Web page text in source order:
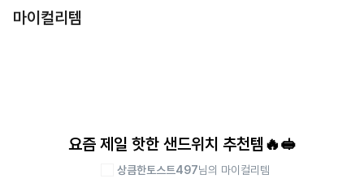
마이컬리템
요즘 제일 핫한 샌드위치 추천템🔥🥪
상큼한토스트497님의 마이컬리템